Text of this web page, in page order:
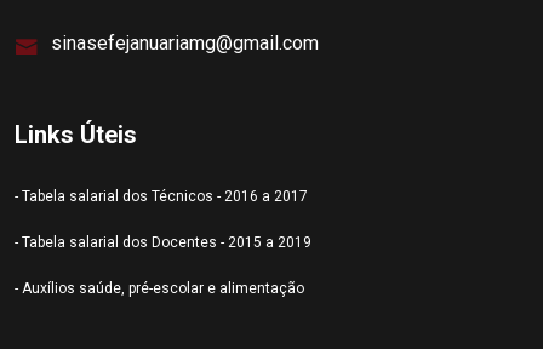
sinasefejanuariamg@gmail.com
Links Úteis
- Tabela salarial dos Técnicos - 2016 a 2017
- Tabela salarial dos Docentes - 2015 a 2019
- Auxílios saúde, pré-escolar e alimentação